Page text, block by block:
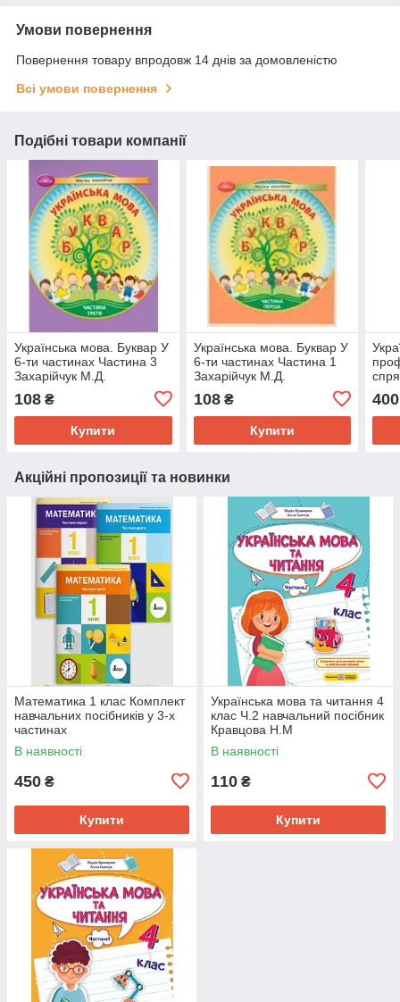
Умови повернення
Повернення товару впродовж 14 днів за домовленістю
Всі умови повернення
Подібні товари компанії
Українська мова. Буквар У
6-ти частинах Частина 3
Захарійчук М.Д.
108 ₴
Купити
Українська мова. Буквар У
6-ти частинах Частина 1
Захарійчук М.Д.
108₴
Купити
400
Акційні пропозиції та новинки
Математика 1 клас Комплект
навчальних посібників у 3-х
частинах
В наявності
450 ₴
Купити
Українська мова та читання 4
клас Ч.2 навчальний посібник
Кравцова Н.М
В наявності
110 ₴
Купити